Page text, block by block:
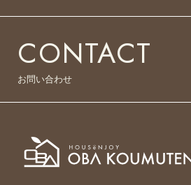
CONTACT
お問い合わせ